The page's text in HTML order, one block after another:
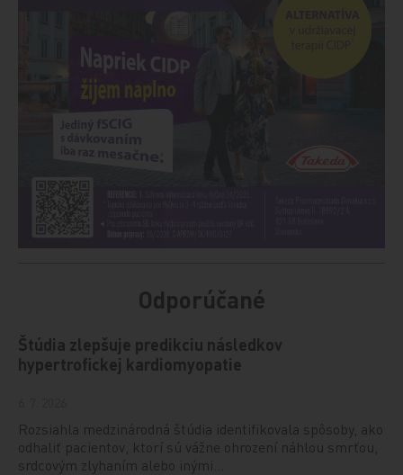
Odporúčané
Štúdia zlepšuje predikciu následkov
hypertrofickej kardiomyopatie
Rozsiahla medzinárodná štúdia identifikovala spôsoby, ako
odhaliť pacientov, ktorí sú vážne ohrození náhlou smrťou,
srdcovým zlyhaním alebo inými…